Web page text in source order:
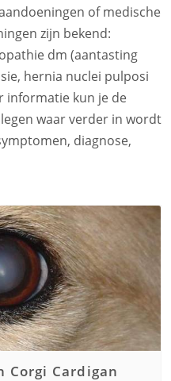
of medische
zijn bekend:
dm (aantasting
hernia nuclei pulposi
informatie kun je de
waar verder in wordt
diagnose,
Corgi Cardigan